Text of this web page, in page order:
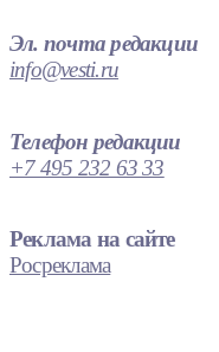
Эл. почта редакции
info@vesti.ru
Телефон редакции
+7 495 232 63 33
Реклама на сайте
Росреклама